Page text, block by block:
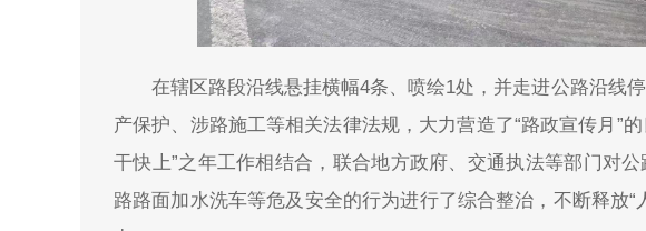
在辖区路段沿线悬挂横幅4条、喷绘1处，并走进公路沿线
产保护、涉路施工等相关法律法规，大力营造了“路政宣传月”
干快上”之年工作相结合，联合地方政府、交通执法等部门对
路路面加水洗车等危及安全的行为进行了综合整治，不断释放